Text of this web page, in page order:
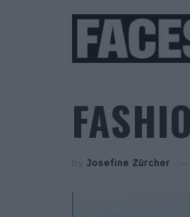
by Josefine Zürcher